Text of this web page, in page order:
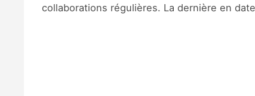
collaborations régulières. La dernière en